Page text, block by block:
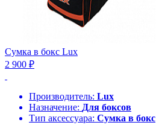
Сумка в бокс Lux
2 900 ₽
Производитель: Lux
Назначение: Для боксов
Тип аксессуара: Сумка в бокс